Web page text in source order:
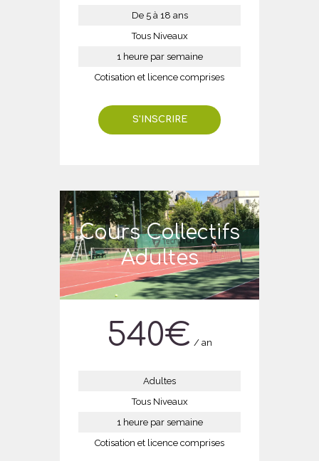
De 5 à 18 ans
Tous Niveaux
1 heure par semaine
Cotisation et licence comprises
S'INSCRIRE
Cours Collectifs
Adultes
540€ an
Adultes
Tous Niveaux
1 heure par semaine
Cotisation et licence comprises